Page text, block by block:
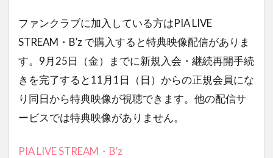
ファンクラブに加入している方はPIA LIVE
STREAM・B’z で購入すると特典映像配信がありま
す。9月25日（金）までに新規入会・継続再開手続
きを完了すると11月1日（日）からの正規会員にな
り同日から特典映像が視聴できます。他の配信サ
ービスでは特典映像がありません。
PIA LIVE STREAM・B’z